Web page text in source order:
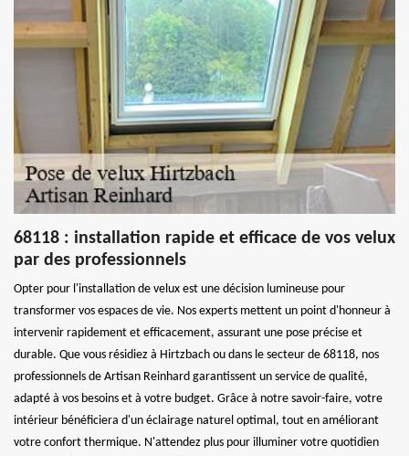
68118 : installation rapide et efficace de vos velux
par des professionnels
Opter pour l'installation de velux est une décision lumineuse pour
transformer vos espaces de vie. Nos experts mettent un point d'honneur à
intervenir rapidement et efficacement, assurant une pose précise et
durable. Que vous résidiez à Hirtzbach ou dans le secteur de 68118, nos
professionnels de Artisan Reinhard garantissent un service de qualité,
adapté à vos besoins et à votre budget. Grâce à notre savoir-faire, votre
intérieur bénéficiera d'un éclairage naturel optimal, tout en améliorant
votre confort thermique. N'attendez plus pour illuminer votre quotidien